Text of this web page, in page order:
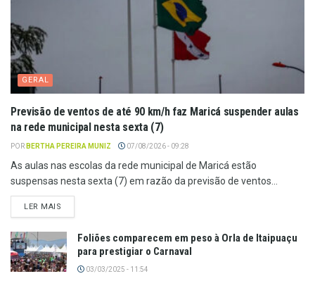
GERAL
Previsão de ventos de até 90 km/h faz Maricá suspender aulas
na rede municipal nesta sexta (7)
POR BERTHA PEREIRA MUNIZ 07/08/2026 - 09:28
As aulas nas escolas da rede municipal de Maricá estão
suspensas nesta sexta (7) em razão da previsão de ventos...
LER MAIS
Foliões comparecem em peso à Orla de Itaipuaçu
para prestigiar o Carnaval
03/03/2025 - 11:54